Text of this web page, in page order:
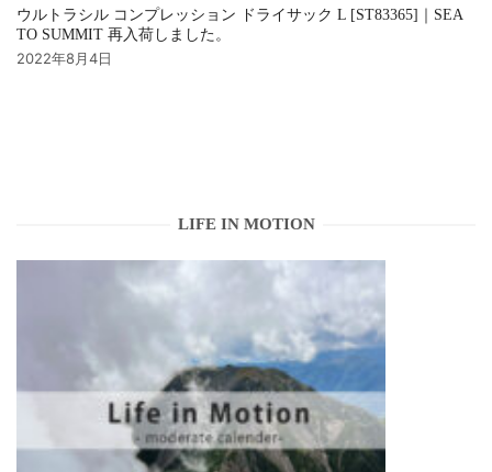
ウルトラシル コンプレッション ドライサック L [ST83365]｜SEA
TO SUMMIT 再入荷しました。
2022年8月4日
LIFE IN MOTION